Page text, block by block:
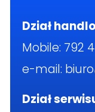
Dział
Mobile: 792
e-mail:
Dział